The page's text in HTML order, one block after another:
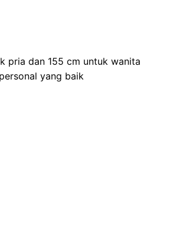
pria dan 155 cm untuk wanita
yang baik